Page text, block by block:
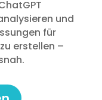
und
für
erstellen –